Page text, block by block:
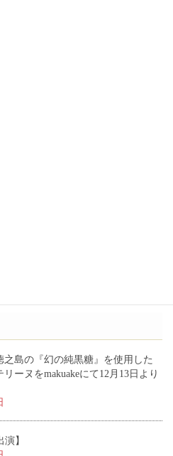
之島の『幻の純黒糖』を使用した
ーヌをmakuakeにて12月13日より
演】